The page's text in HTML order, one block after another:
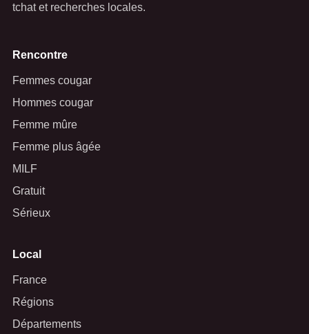
tchat et recherches locales.
Rencontre
Femmes cougar
Hommes cougar
Femme mûre
Femme plus âgée
MILF
Gratuit
Sérieux
Local
France
Régions
Départements